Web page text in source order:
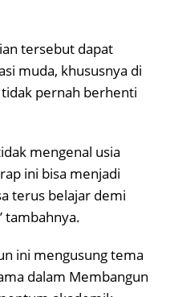
tersebut dapat
muda, khususnya di
tidak pernah berhenti
mengenal usia
ini bisa menjadi
terus belajar demi
tambahnya.
ini mengusung tema
dalam Membangun